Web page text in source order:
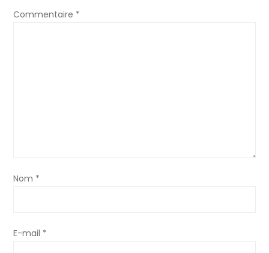
e
’
Commentaire *
Nom *
E-mail *